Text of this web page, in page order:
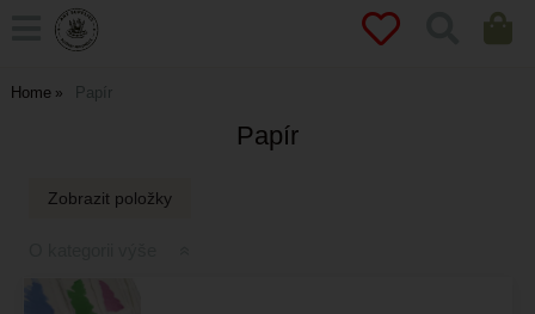
Home Papír
Papír